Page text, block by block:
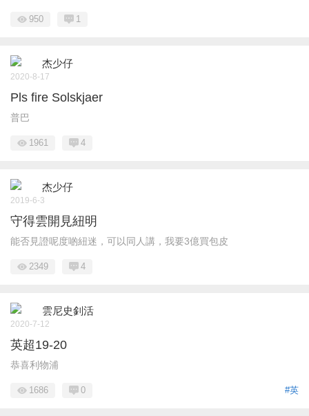
950 1
杰少仔
2020-8-17
Pls fire Solskjaer
普巴
1961 4
杰少仔
2019-6-3
守得雲開見紐明
能否見證呢度啲紐迷，可以同人講，我要3億買包皮
2349 4
雲尼史釗活
2020-7-12
英超19-20
恭喜利物浦
#英
1686 0